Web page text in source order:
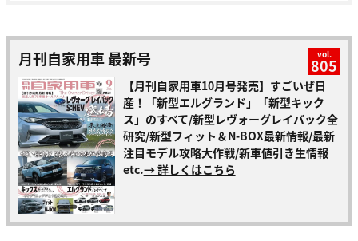
月刊自家用車 最新号 vol.
805
【月刊自家用車10月号発売】すごいぜ日
産！「新型エルグランド」「新型キック
ス」のすべて/新型レヴォーグレイバック全
研究/新型フィット＆N-BOX最新情報/最新
注目モデル攻略大作戦/新車値引き生情報
etc.→ 詳しくはこちら